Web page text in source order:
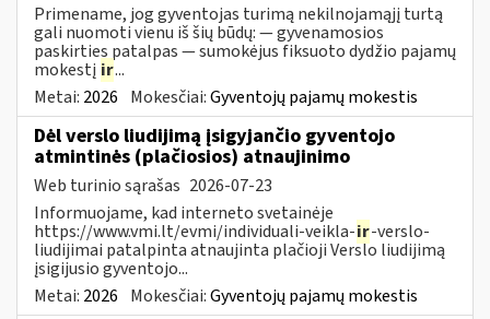
Primename, jog gyventojas turimą nekilnojamąjį turtą
gali nuomoti vienu iš šių būdų: — gyvenamosios
paskirties patalpas — sumokėjus fiksuoto dydžio pajamų
mokestį ir...
Metai: 2026 Mokesčiai:Gyventojų pajamų mokestis
Dėl verslo liudijimą įsigyjančio gyventojo
atmintinės (plačiosios) atnaujinimo
Web turinio sąrašas 2026-07-23
Informuojame, kad interneto svetainėje
https://www.vmi.lt/evmi/individuali-veikla-ir-verslo-
liudijimai patalpinta atnaujinta plačioji Verslo liudijimą
įsigijusio gyventojo...
Metai: 2026 Mokesčiai:Gyventojų pajamų mokestis